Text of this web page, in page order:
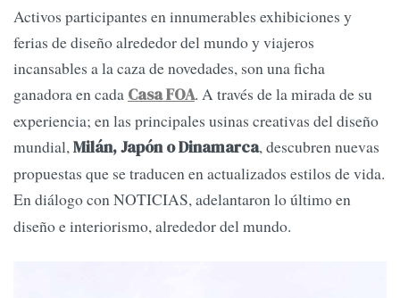
Activos participantes en innumerables exhibiciones y
ferias de diseño alrededor del mundo y viajeros
incansables a la caza de novedades, son una ficha
ganadora en cada Casa FOA. A través de la mirada de su
experiencia; en las principales usinas creativas del diseño
mundial,Milán, Japón o Dinamarca, descubren nuevas
propuestas que se traducen en actualizados estilos de vida.
En diálogo conNOTICIAS,adelantaron lo último en
diseño e interiorismo, alrededor del mundo.